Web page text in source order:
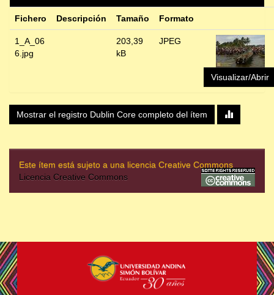
Fichero Descripción Tamaño Formato
1_A_06
6.jpg
203,39
kB
JPEG
Visualizar/Abrir
Mostrar el registro Dublin Core completo del ítem
Este ítem está sujeto a una licencia Creative Commons
Licencia Creative Commons